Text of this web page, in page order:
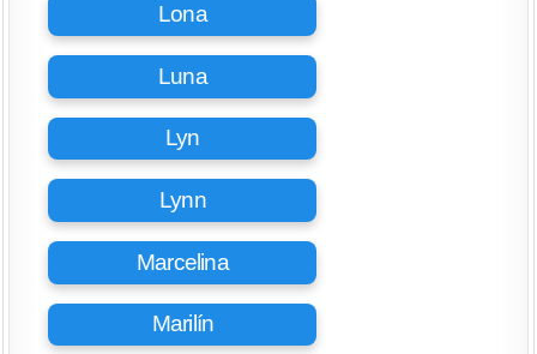
Lona
Luna
Lyn
Lynn
Marcelina
Marilín